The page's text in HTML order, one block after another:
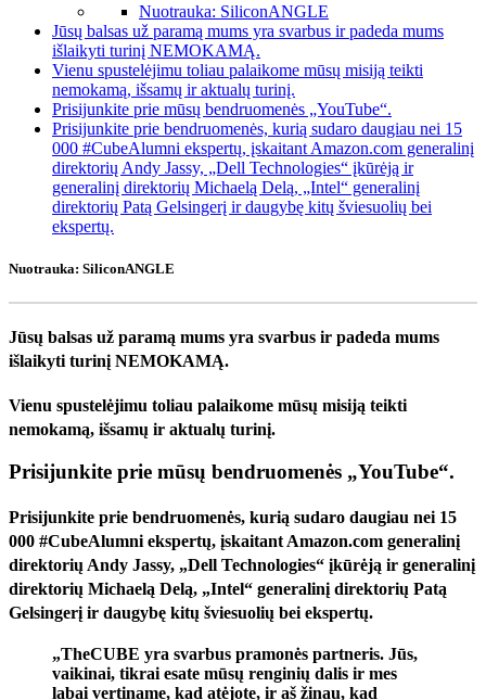
Nuotrauka: SiliconANGLE
Jūsų balsas už paramą mums yra svarbus ir padeda mums
išlaikyti turinį NEMOKAMĄ.
Vienu spustelėjimu toliau palaikome mūsų misiją teikti
nemokamą, išsamų ir aktualų turinį.
Prisijunkite prie mūsų bendruomenės „YouTube“.
Prisijunkite prie bendruomenės, kurią sudaro daugiau nei 15
000 #CubeAlumni ekspertų, įskaitant Amazon.com generalinį
direktorių Andy Jassy, ​​„Dell Technologies“ įkūrėją ir
generalinį direktorių Michaelą Delą, „Intel“ generalinį
direktorių Patą Gelsingerį ir daugybę kitų šviesuolių bei
ekspertų.
Nuotrauka: SiliconANGLE
Jūsų balsas už paramą mums yra svarbus ir padeda mums
išlaikyti turinį NEMOKAMĄ.
Vienu spustelėjimu toliau palaikome mūsų misiją teikti
nemokamą, išsamų ir aktualų turinį.
Prisijunkite prie mūsų bendruomenės „YouTube“.
Prisijunkite prie bendruomenės, kurią sudaro daugiau nei 15
000 #CubeAlumni ekspertų, įskaitant Amazon.com generalinį
direktorių Andy Jassy, ​​„Dell Technologies“ įkūrėją ir generalinį
direktorių Michaelą Delą, „Intel“ generalinį direktorių Patą
Gelsingerį ir daugybę kitų šviesuolių bei ekspertų.
„TheCUBE yra svarbus pramonės partneris. Jūs,
vaikinai, tikrai esate mūsų renginių dalis ir mes
labai vertiname, kad atėjote, ir aš žinau, kad